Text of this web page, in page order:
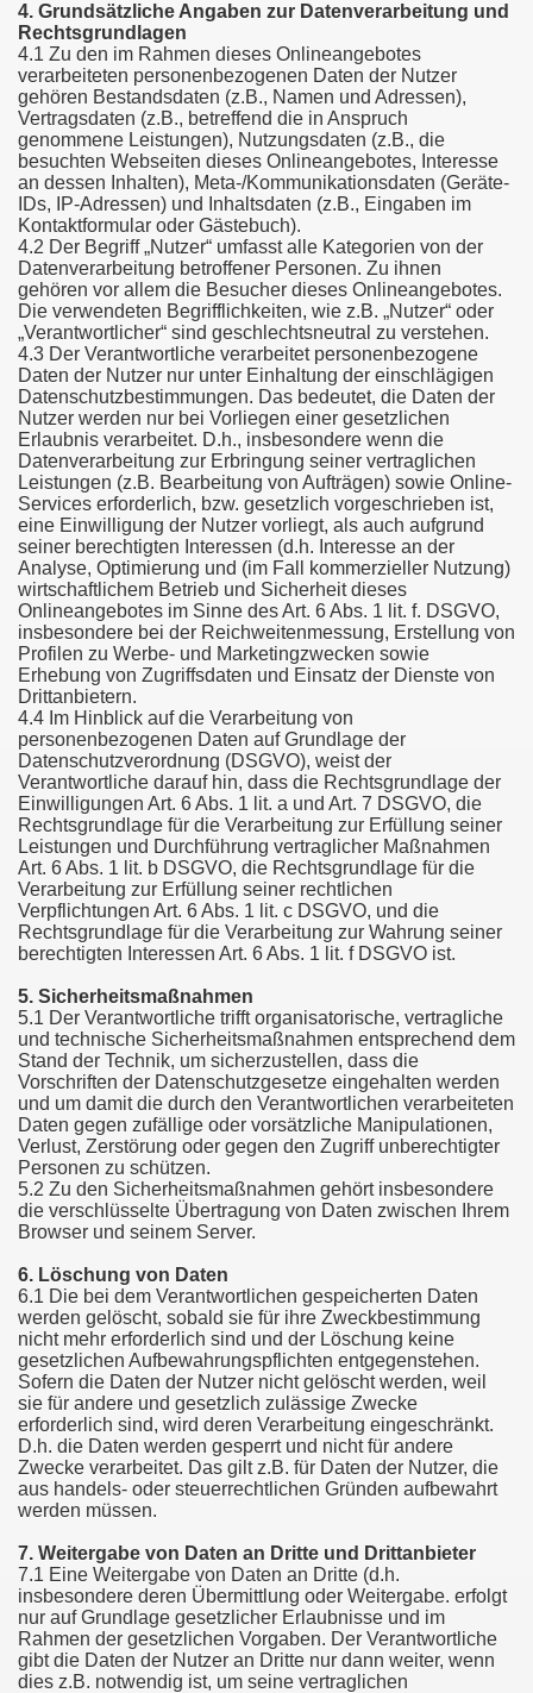
4. Grundsätzliche Angaben zur Datenverarbeitung und
Rechtsgrundlagen
4.1 Zu den im Rahmen dieses Onlineangebotes
verarbeiteten personenbezogenen Daten der Nutzer
gehören Bestandsdaten (z.B., Namen und Adressen),
Vertragsdaten (z.B., betreffend die in Anspruch
genommene Leistungen), Nutzungsdaten (z.B., die
besuchten Webseiten dieses Onlineangebotes, Interesse
an dessen Inhalten), Meta-/Kommunikationsdaten (Geräte-
IDs, IP-Adressen) und Inhaltsdaten (z.B., Eingaben im
Kontaktformular oder Gästebuch).
4.2 Der Begriff „Nutzer“ umfasst alle Kategorien von der
Datenverarbeitung betroffener Personen. Zu ihnen
gehören vor allem die Besucher dieses Onlineangebotes.
Die verwendeten Begrifflichkeiten, wie z.B. „Nutzer“ oder
„Verantwortlicher“ sind geschlechtsneutral zu verstehen.
4.3 Der Verantwortliche verarbeitet personenbezogene
Daten der Nutzer nur unter Einhaltung der einschlägigen
Datenschutzbestimmungen. Das bedeutet, die Daten der
Nutzer werden nur bei Vorliegen einer gesetzlichen
Erlaubnis verarbeitet. D.h., insbesondere wenn die
Datenverarbeitung zur Erbringung seiner vertraglichen
Leistungen (z.B. Bearbeitung von Aufträgen) sowie Online-
Services erforderlich, bzw. gesetzlich vorgeschrieben ist,
eine Einwilligung der Nutzer vorliegt, als auch aufgrund
seiner berechtigten Interessen (d.h. Interesse an der
Analyse, Optimierung und (im Fall kommerzieller Nutzung)
wirtschaftlichem Betrieb und Sicherheit dieses
Onlineangebotes im Sinne des Art. 6 Abs. 1 lit. f. DSGVO,
insbesondere bei der Reichweitenmessung, Erstellung von
Profilen zu Werbe- und Marketingzwecken sowie
Erhebung von Zugriffsdaten und Einsatz der Dienste von
Drittanbietern.
4.4 Im Hinblick auf die Verarbeitung von
personenbezogenen Daten auf Grundlage der
Datenschutzverordnung (DSGVO), weist der
Verantwortliche darauf hin, dass die Rechtsgrundlage der
Einwilligungen Art. 6 Abs. 1 lit. a und Art. 7 DSGVO, die
Rechtsgrundlage für die Verarbeitung zur Erfüllung seiner
Leistungen und Durchführung vertraglicher Maßnahmen
Art. 6 Abs. 1 lit. b DSGVO, die Rechtsgrundlage für die
Verarbeitung zur Erfüllung seiner rechtlichen
Verpflichtungen Art. 6 Abs. 1 lit. c DSGVO, und die
Rechtsgrundlage für die Verarbeitung zur Wahrung seiner
berechtigten Interessen Art. 6 Abs. 1 lit. f DSGVO ist.
5. Sicherheitsmaßnahmen
5.1 Der Verantwortliche trifft organisatorische, vertragliche
und technische Sicherheitsmaßnahmen entsprechend dem
Stand der Technik, um sicherzustellen, dass die
Vorschriften der Datenschutzgesetze eingehalten werden
und um damit die durch den Verantwortlichen verarbeiteten
Daten gegen zufällige oder vorsätzliche Manipulationen,
Verlust, Zerstörung oder gegen den Zugriff unberechtigter
Personen zu schützen.
5.2 Zu den Sicherheitsmaßnahmen gehört insbesondere
die verschlüsselte Übertragung von Daten zwischen Ihrem
Browser und seinem Server.
6. Löschung von Daten
6.1 Die bei dem Verantwortlichen gespeicherten Daten
werden gelöscht, sobald sie für ihre Zweckbestimmung
nicht mehr erforderlich sind und der Löschung keine
gesetzlichen Aufbewahrungspflichten entgegenstehen.
Sofern die Daten der Nutzer nicht gelöscht werden, weil
sie für andere und gesetzlich zulässige Zwecke
erforderlich sind, wird deren Verarbeitung eingeschränkt.
D.h. die Daten werden gesperrt und nicht für andere
Zwecke verarbeitet. Das gilt z.B. für Daten der Nutzer, die
aus handels- oder steuerrechtlichen Gründen aufbewahrt
werden müssen.
7. Weitergabe von Daten an Dritte und Drittanbieter
7.1 Eine Weitergabe von Daten an Dritte (d.h.
insbesondere deren Übermittlung oder Weitergabe. erfolgt
nur auf Grundlage gesetzlicher Erlaubnisse und im
Rahmen der gesetzlichen Vorgaben. Der Verantwortliche
gibt die Daten der Nutzer an Dritte nur dann weiter, wenn
dies z.B. notwendig ist, um seine vertraglichen